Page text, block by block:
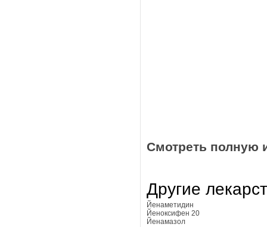
Смотреть полную
Другие
Йенаметидин
Йеноксифен 20
Йенамазол